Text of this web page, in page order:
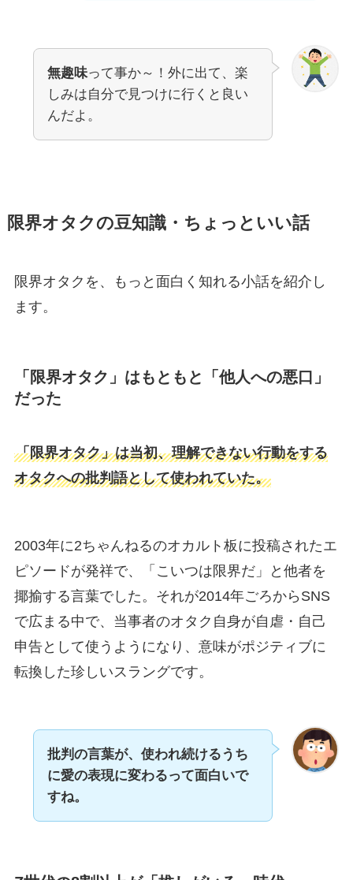
無趣味って事か～！外に出て、楽
しみは自分で見つけに行くと良い
んだよ。
限界オタクの豆知識・ちょっといい話
限界オタクを、もっと面白く知れる小話を紹介し
ます。
「限界オタク」はもともと「他人への悪口」
だった
「限界オタク」は当初、理解できない行動をする
オタクへの批判語として使われていた。
2003年に2ちゃんねるのオカルト板に投稿されたエ
ピソードが発祥で、「こいつは限界だ」と他者を
揶揄する言葉でした。それが2014年ごろからSNS
で広まる中で、当事者のオタク自身が自虐・自己
申告として使うようになり、意味がポジティブに
転換した珍しいスラングです。
批判の言葉が、使われ続けるうち
に愛の表現に変わるって面白いで
すね。